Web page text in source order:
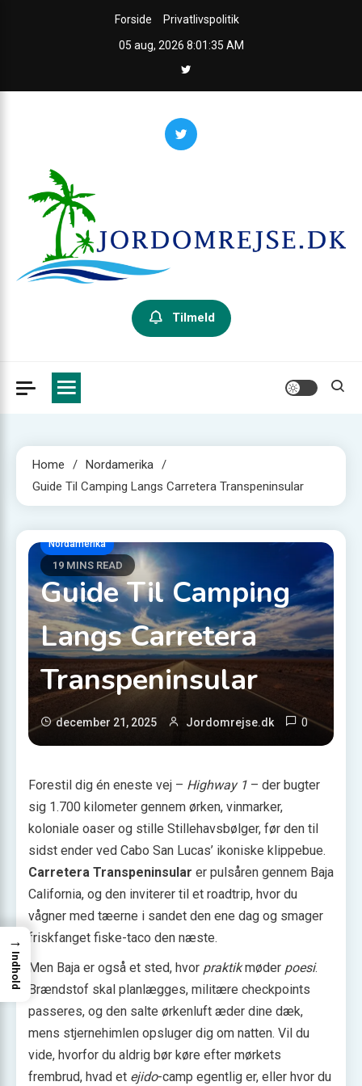
Forside
Privatlivspolitik
05 aug, 2026 8:01:36 AM
Jordomrejseguiden
Tilmeld
Home
Nordamerika
Guide Til Camping Langs Carretera Transpeninsular
19 MINS READ
Nordamerika
Guide Til Camping
Langs Carretera
Transpeninsular
december 21, 2025 Jordomrejse.dk 0
Forestil dig én eneste vej – Highway 1 – der bugter
sig 1.700 kilometer gennem ørken, vinmarker,
koloniale oaser og stille Stillehavsbølger, før den til
sidst ender ved Cabo San Lucas’ ikoniske klippebue.
Carretera Transpeninsular er pulsåren gennem Baja
California, og den inviterer til et roadtrip, hvor du
vågner med tæerne i sandet den ene dag og smager
friskfanget fiske-taco den næste.
Men Baja er også et sted, hvor praktikmøder poesi.
Brændstof skal planlægges, militære checkpoints
passeres, og den salte ørkenluft æder dine dæk,
mens stjernehimlen opsluger dig om natten. Vil du
vide, hvorfor du aldrig bør køre efter mørkets
frembrud, hvad et ejido-camp egentlig er, eller hvor du
→
Indhold